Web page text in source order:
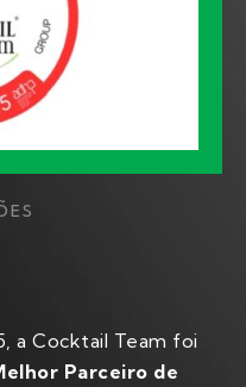
a Cocktail Team foi
Parceiro de